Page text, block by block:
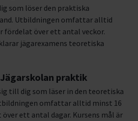
som löser den praktiska
Utbildningen omfattar alltid
fördelat över ett antal veckor.
jägarexamens teoretiska
praktik
till dig som läser in den teoretiska
omfattar alltid minst 16
ett antal dagar. Kursens mål är